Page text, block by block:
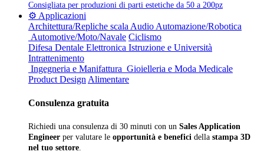
Consigliata per produzioni di parti estetiche da 50 a 200pz
⚙️ Applicazioni
Architettura/Repliche scala Audio Automazione/Robotica
Automotive/Moto/Navale Ciclismo
Difesa Dentale Elettronica Istruzione e Università
Intrattenimento
Ingegneria e Manifattura Gioielleria e Moda Medicale
Product Design Alimentare
Consulenza gratuita
Richiedi una consulenza di 30 minuti con un Sales Application
Engineer per valutare le opportunità e benefici della stampa 3D
nel tuo settore